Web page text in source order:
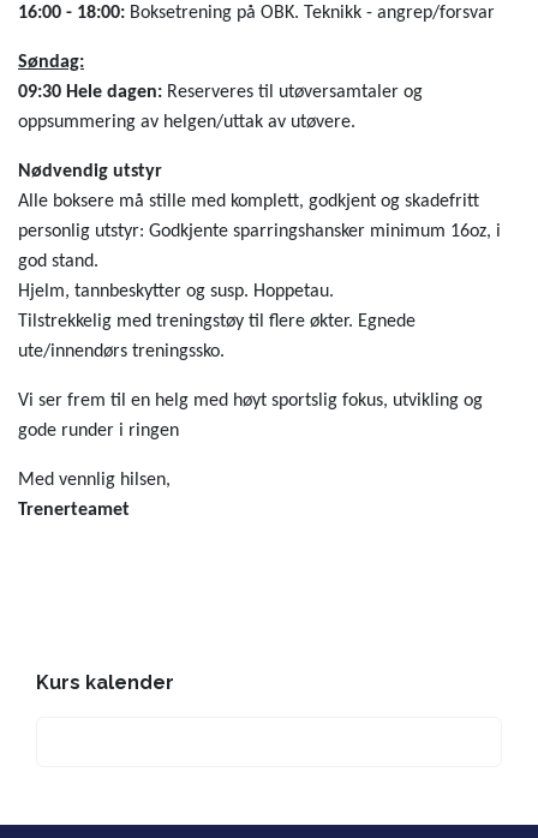
16:00 - 18:00: Boksetrening på OBK. Teknikk - angrep/forsvar
Søndag:
09:30 Hele dagen: Reserveres til utøversamtaler og
oppsummering av helgen/uttak av utøvere.
Nødvendig utstyr
Alle boksere må stille med komplett, godkjent og skadefritt
personlig utstyr: Godkjente sparringshansker minimum 16oz, i
god stand.
Hjelm, tannbeskytter og susp. Hoppetau.
Tilstrekkelig med treningstøy til flere økter. Egnede
ute/innendørs treningssko.
Vi ser frem til en helg med høyt sportslig fokus, utvikling og
gode runder i ringen
Med vennlig hilsen,
Trenerteamet
Kurs kalender